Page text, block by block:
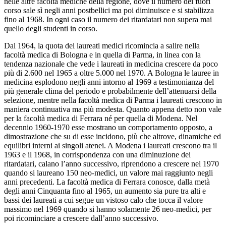
corso sale sì negli anni postbellici ma poi diminuisce e si stabilizza
fino al 1968. In ogni caso il numero dei ritardatari non supera mai
quello degli studenti in corso.
Dal 1964, la quota dei laureati medici ricomincia a salire nella
facoltà medica di Bologna e in quella di Parma, in linea con la
tendenza nazionale che vede i laureati in medicina crescere da poco
più di 2.600 nel 1965 a oltre 5.000 nel 1970. A Bologna le lauree in
medicina esplodono negli anni intorno al 1969 a testimonianza del
più generale clima del periodo e probabilmente dell’attenuarsi della
selezione, mentre nella facoltà medica di Parma i laureati crescono in
maniera continuativa ma più modesta. Quanto appena detto non vale
per la facoltà medica di Ferrara né per quella di Modena. Nel
decennio 1960-1970 esse mostrano un comportamento opposto, a
dimostrazione che su di esse incidono, più che altrove, dinamiche ed
equilibri interni ai singoli atenei. A Modena i laureati crescono tra il
1963 e il 1968, in corrispondenza con una diminuzione dei
ritardatari, calano l’anno successivo, riprendono a crescere nel 1970
quando si laureano 150 neo-medici, un valore mai raggiunto negli
anni precedenti. La facoltà medica di Ferrara conosce, dalla metà
degli anni Cinquanta fino al 1965, un aumento sia pure tra alti e
bassi dei laureati a cui segue un vistoso calo che tocca il valore
massimo nel 1969 quando si hanno solamente 26 neo-medici, per
poi ricominciare a crescere dall’anno successivo.